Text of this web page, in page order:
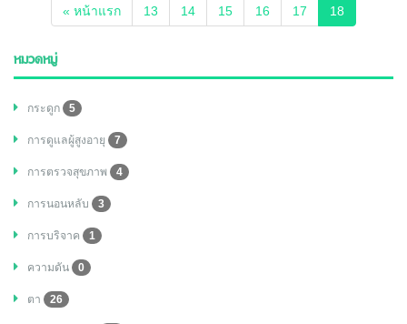
« หน้าแรก 13 14 15 16 17 18
หมวดหมู่
กระดูก 5
การดูแลผู้สูงอายุ 7
การตรวจสุขภาพ 4
การนอนหลับ 3
การบริจาค 1
ความดัน 0
ตา 26